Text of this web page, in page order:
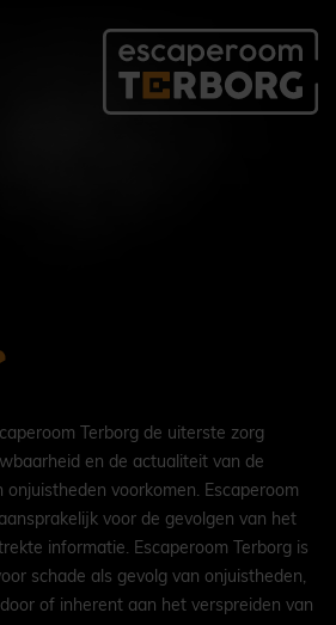
Terborg de uiterste zorg
en de actualiteit van de
onjuistheden voorkomen. Escaperoom
voor de gevolgen van het
informatie. Escaperoom Terborg is
schade als gevolg van onjuistheden,
of inherent aan het verspreiden van